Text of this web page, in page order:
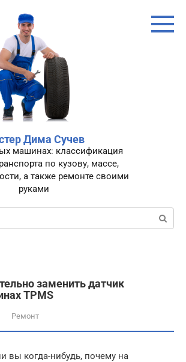
Дима Сучев
машинах: классификация
по кузову, массе,
а также ремонте своими
руками
заменить датчик
TPMS
Ремонт
вы когда-нибудь, почему на